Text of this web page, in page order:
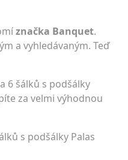
značka Banquet.
a vyhledávaným. Teď
6 šálků s podšálky
za velmi výhodnou
s podšálky Palas